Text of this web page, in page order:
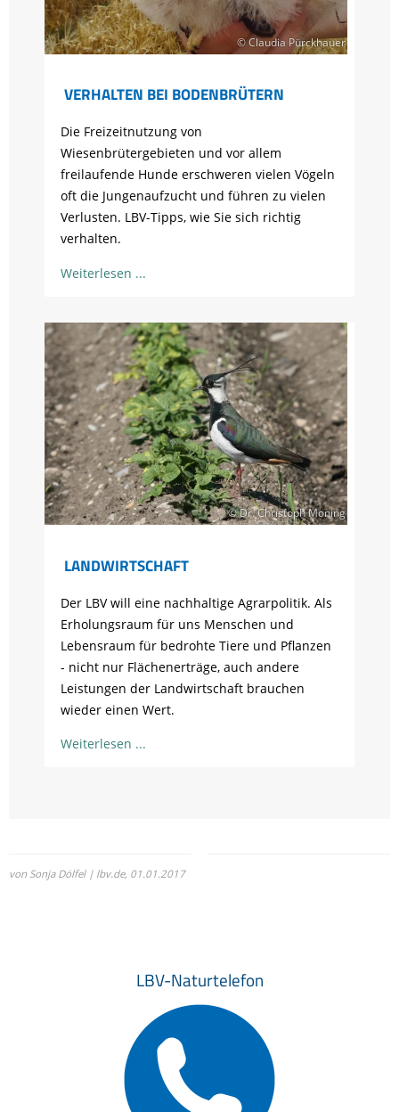
© Claudia Pürckhauer
VERHALTEN BEI BODENBRÜTERN
Die Freizeitnutzung von
Wiesenbrütergebieten und vor allem
freilaufende Hunde erschweren vielen Vögeln
oft die Jungenaufzucht und führen zu vielen
Verlusten. LBV-Tipps, wie Sie sich richtig
verhalten.
Weiterlesen
© Dr. Christoph Moning
LANDWIRTSCHAFT
Der LBV will eine nachhaltige Agrarpolitik. Als
Erholungsraum für uns Menschen und
Lebensraum für bedrohte Tiere und Pflanzen
- nicht nur Flächenerträge, auch andere
Leistungen der Landwirtschaft brauchen
wieder einen Wert.
Weiterlesen
von Sonja Dölfel | lbv.de, 01.01.2017
LBV-Naturtelefon